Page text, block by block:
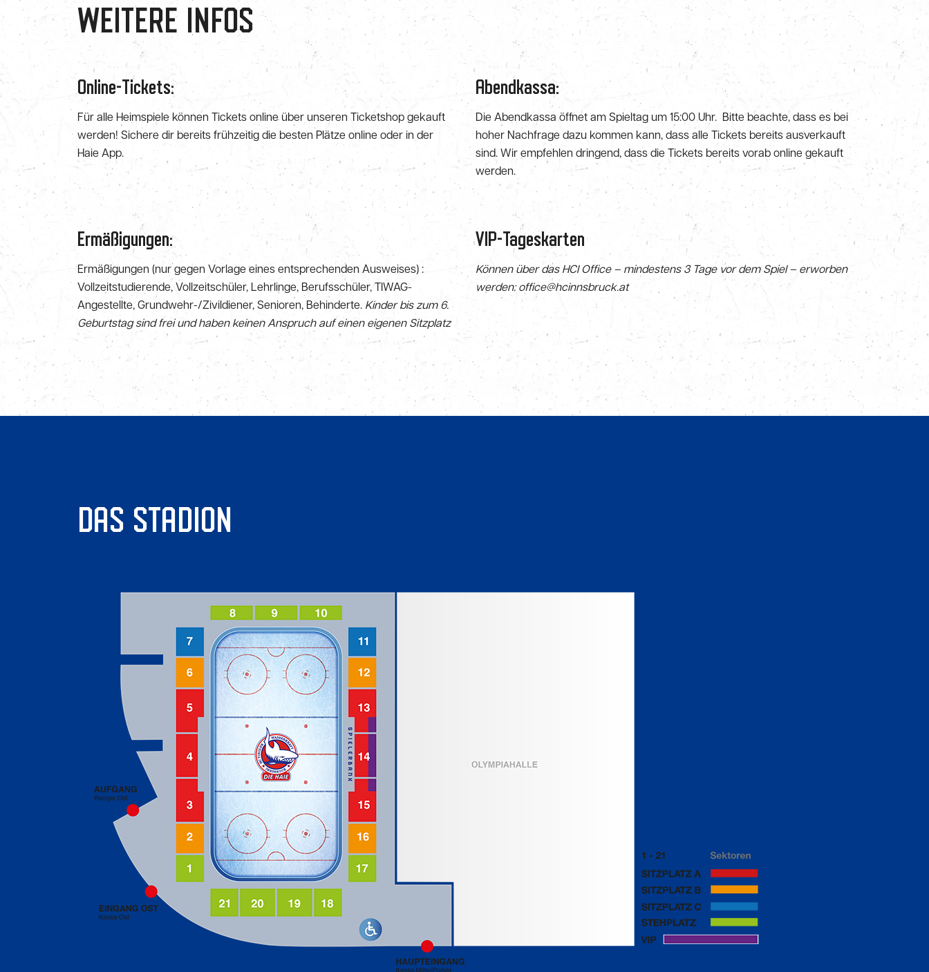
WEITERE INFOS
Online-Tickets:
Für alle Heimspiele können Tickets online über unseren Ticketshop gekauft
werden! Sichere dir bereits frühzeitig die besten Plätze online oder in der
Haie App.
Abendkassa:
Die Abendkassa öffnet am Spieltag um 15:00 Uhr. Bitte beachte, dass es bei
hoher Nachfrage dazu kommen kann, dass alle Tickets bereits ausverkauft
sind. Wir empfehlen dringend, dass die Tickets bereits vorab online gekauft
werden.
Ermäßigungen:
Ermäßigungen (nur gegen Vorlage eines entsprechenden Ausweises) :
Vollzeitstudierende, Vollzeitschüler, Lehrlinge, Berufsschüler, TIWAG-
Angestellte, Grundwehr-/Zivildiener, Senioren, Behinderte. Kinder bis zum 6.
Geburtstag sind frei und haben keinen Anspruch auf einen eigenen Sitzplatz
VIP-Tageskarten
Können über das HCI Office – mindestens 3 Tage vor dem Spiel – erworben
werden: office@hcinnsbruck.at
DAS STADION